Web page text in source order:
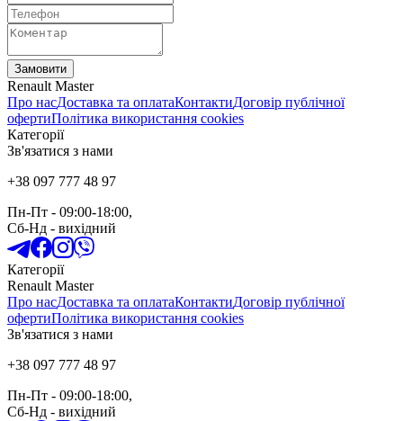
Замовити
Renault Master
Про насДоставка та оплатаКонтактиДоговір публічної
офертиПолітика використання cookies
Категорії
Зв'язатися з нами
+38 097 777 48 97
Пн-Пт - 09:00-18:00,
Сб-Нд - вихідний
Категорії
Renault Master
Про насДоставка та оплатаКонтактиДоговір публічної
офертиПолітика використання cookies
Зв'язатися з нами
+38 097 777 48 97
Пн-Пт - 09:00-18:00,
Сб-Нд - вихідний